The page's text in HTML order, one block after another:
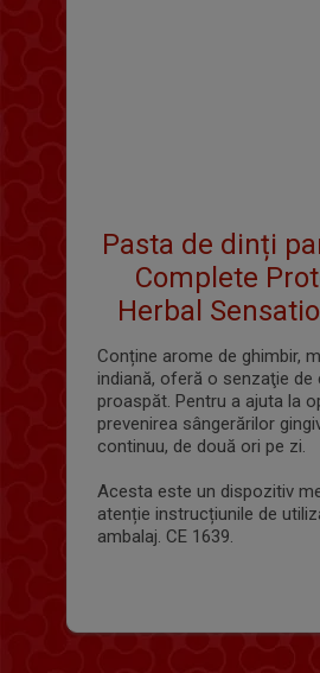
Pasta de dinți
Complete
Herbal
Conține arome de ghimbir,
indiană, oferă o senzaţie de
proaspăt. Pentru a ajuta la
prevenirea sângerărilor
continuu, de două ori pe zi.
Acesta este un dispozitiv
atenție instrucțiunile de
ambalaj. CE 1639.